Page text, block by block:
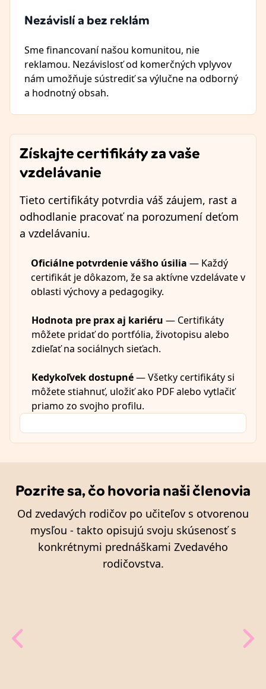
Nezávislí a bez reklám
Sme financovaní našou komunitou, nie
reklamou. Nezávislosť od komerčných vplyvov
nám umožňuje sústrediť sa výlučne na odborný
a hodnotný obsah.
Získajte certifikáty za vaše
vzdelávanie
Tieto certifikáty potvrdia váš záujem, rast a
odhodlanie pracovať na porozumení deťom
a vzdelávaniu.
Oficiálne potvrdenie vášho úsilia — Každý
certifikát je dôkazom, že sa aktívne vzdelávate v
oblasti výchovy a pedagogiky.
Hodnota pre prax aj kariéru — Certifikáty
môžete pridať do portfólia, životopisu alebo
zdieľať na sociálnych sieťach.
Kedykoľvek dostupné— Všetky certifikáty si
môžete stiahnuť, uložiť ako PDF alebo vytlačiť
priamo zo svojho profilu.
Pozrite sa, čo hovoria naši členovia
Od zvedavých rodičov po učiteľov s otvorenou
mysľou - takto opisujú svoju skúsenosť s
konkrétnymi prednáškami Zvedavého
rodičovstva.